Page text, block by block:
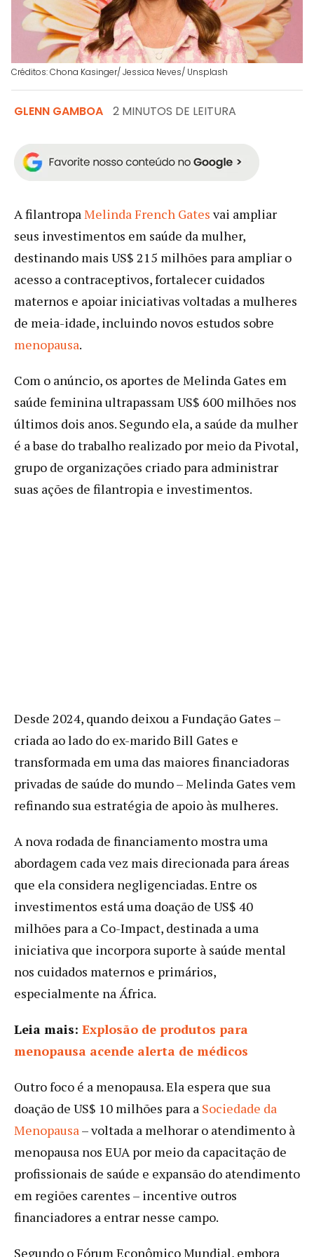
Créditos: Chona Kasinger/ Jessica Neves/ Unsplash
GLENN GAMBOA 2 MINUTOS DE LEITURA
A filantropaMelinda French Gates vai ampliar
seus investimentos em saúde da mulher,
destinando mais US$ 215 milhões para ampliar o
acesso a contraceptivos, fortalecer cuidados
maternos e apoiar iniciativas voltadas a mulheres
de meia-idade, incluindo novos estudos sobre
menopausa.
Com o anúncio, os aportes de Melinda Gates em
saúde feminina ultrapassam US$ 600 milhões nos
últimos dois anos. Segundo ela, a saúde da mulher
é a base do trabalho realizado por meio da Pivotal,
grupo de organizações criado para administrar
suas ações de filantropia e investimentos.
Desde 2024, quando deixou a Fundação Gates –
criada ao lado do ex-marido Bill Gates e
transformada em uma das maiores financiadoras
privadas de saúde do mundo – Melinda Gates vem
refinando sua estratégia de apoio às mulheres.
A nova rodada de financiamento mostra uma
abordagem cada vez mais direcionada para áreas
que ela considera negligenciadas. Entre os
investimentos está uma doação de US$ 40
milhões para a Co-Impact, destinada a uma
iniciativa que incorpora suporte à saúde mental
nos cuidados maternos e primários,
especialmente na África.
Leia mais: Explosão de produtos para
menopausa acende alerta de médicos
Outro foco é a menopausa. Ela espera que sua
doação de US$ 10 milhões para a Sociedade da
Menopausa– voltada a melhorar o atendimento à
menopausa nos EUA por meio da capacitação de
profissionais de saúde e expansão do atendimento
em regiões carentes – incentive outros
financiadores a entrar nesse campo.
Segundo o Fórum Econômico Mundial, embora